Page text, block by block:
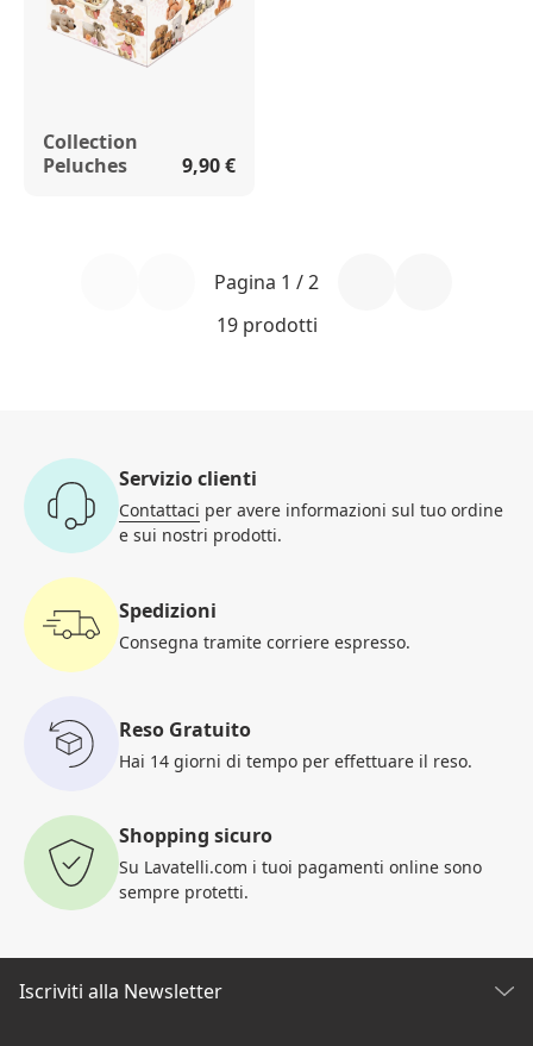
Collection
Peluches
9,90 €
Pagina 1 / 2
19 prodotti
Servizio clienti
Contattaci per avere informazioni sul tuo ordine
e sui nostri prodotti.
Spedizioni
Consegna tramite corriere espresso.
Reso Gratuito
Hai 14 giorni di tempo per effettuare il reso.
Shopping sicuro
Su Lavatelli.com i tuoi pagamenti online sono
sempre protetti.
Iscriviti alla Newsletter